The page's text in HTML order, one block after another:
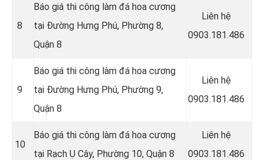
8
Báo giá thi công làm đá hoa cương
tại Đường Hưng Phú, Phường 8,
Quận 8
Liên hệ
0903.181.486
9
Báo giá thi công làm đá hoa cương
tại Đường Hưng Phú, Phường 9,
Quận 8
Liên hệ
0903.181.486
10
Báo giá thi công làm đá hoa cương
tại Rạch Ụ Cây, Phường 10, Quận 8
Liên hệ
0903.181.486